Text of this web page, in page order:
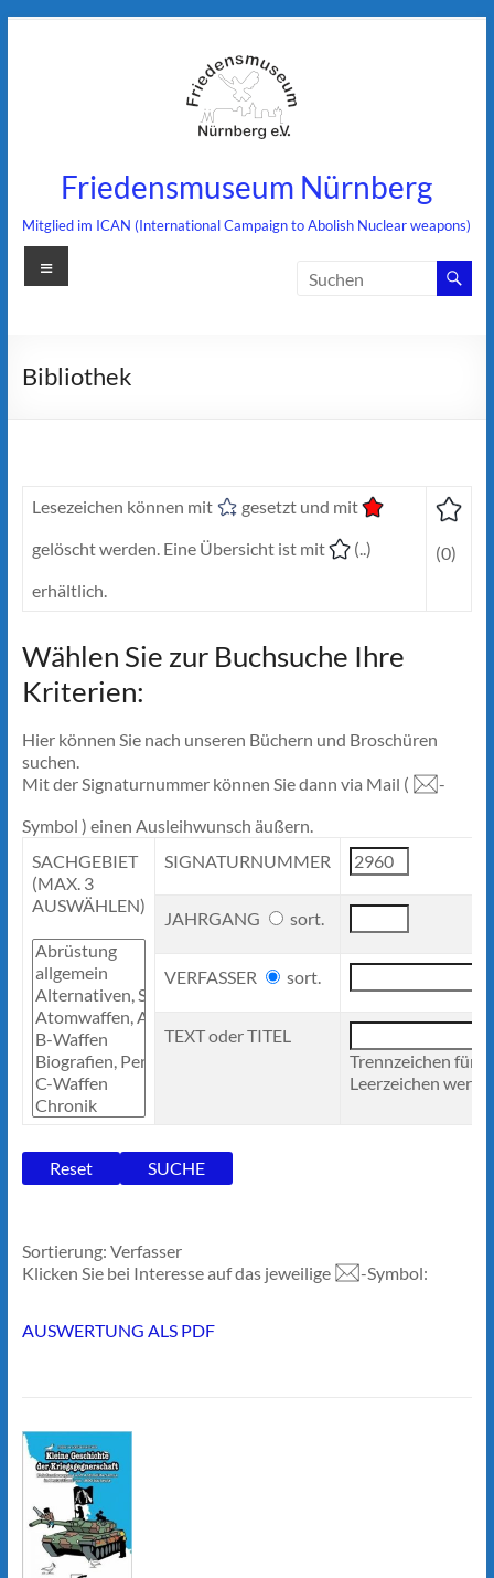
Friedensmuseum Nürnberg
Mitglied im ICAN (International Campaign to Abolish Nuclear weapons)
Menü
Bibliothek
Lesezeichen können mit
gesetzt und mit
gelöscht werden. Eine Übersicht ist mit
(..)
erhältlich.
(0)
Wählen Sie zur Buchsuche Ihre
Kriterien:
Hier können Sie nach unseren Büchern und Broschüren
suchen.
Mit der Signaturnummer können Sie dann via Mail (
-
Symbol ) einen Ausleihwunsch äußern.
SACHGEBIET
(MAX. 3
AUSWÄHLEN)
SIGNATURNUMMER
JAHRGANG sort.
VERFASSER sort.
TEXT oder TITEL
Trennzeichen für
Leerzeichen
Sortierung: Verfasser
Klicken Sie bei Interesse auf das jeweilige
-Symbol:
AUSWERTUNG ALS PDF